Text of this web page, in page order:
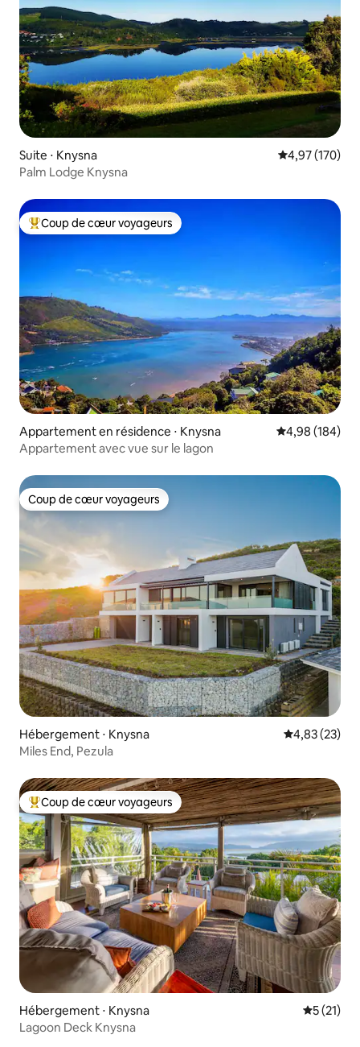
Suite ⋅ Knysna Évaluation
4,97 (170)
Palm Lodge Knysna
Coups de cœur voyageurs les plus appréciés
Coup de cœur voyageurs
Appartement en résidence ⋅ Knysna Évaluation
4,98 (184)
Appartement avec vue sur le lagon
Coup de cœur voyageurs
Coup de cœur voyageurs
Hébergement ⋅ Knysna Évaluation
4,83 (23)
Miles End, Pezula
Coups de cœur voyageurs les plus appréciés
Coup de cœur voyageurs
Hébergement ⋅ Knysna
5 (21)
Lagoon Deck Knysna